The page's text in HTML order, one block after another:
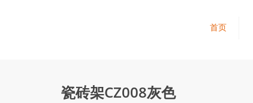
首页
瓷砖架CZ008灰色